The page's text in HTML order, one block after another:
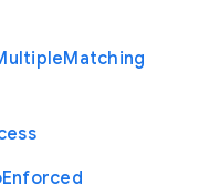
Matching
Enforced